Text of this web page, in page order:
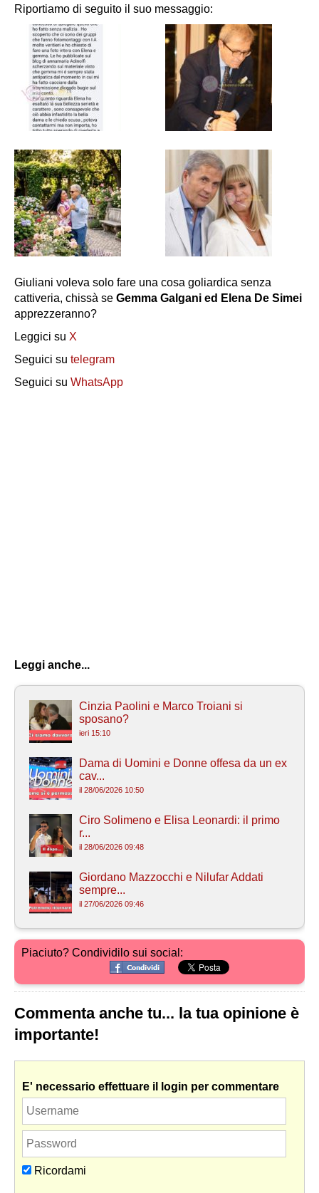
Riportiamo di seguito il suo messaggio:
Giuliani voleva solo fare una cosa goliardica senza
cattiveria, chissà se Gemma Galgani ed Elena De Simei
apprezzeranno?
Leggici su X
Seguici su telegram
Seguici su WhatsApp
Leggi anche...
Cinzia Paolini e Marco Troiani si
sposano?
ieri 15:10
Dama di Uomini e Donne offesa da un ex
cav...
il 28/06/2026 10:50
Ciro Solimeno e Elisa Leonardi: il primo
r...
il 28/06/2026 09:48
Giordano Mazzocchi e Nilufar Addati
sempre...
il 27/06/2026 09:46
Piaciuto? Condividilo sui social:
Commenta anche tu... la tua opinione è
importante!
E' necessario effettuare il login per commentare
Ricordami